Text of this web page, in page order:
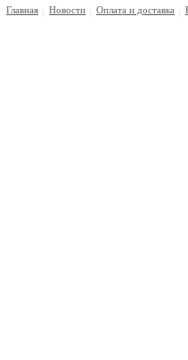
Главная Новости Оплата и доставка